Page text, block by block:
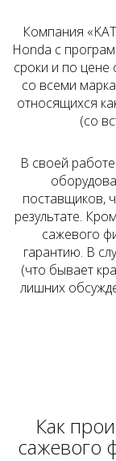
Компания
Honda с
сроки и по цене
со всеми
относящихся
(со
В своей
поставщиков,
результате.
сажевого
гарантию. В
(что бывает
лишних
Как
сажевого